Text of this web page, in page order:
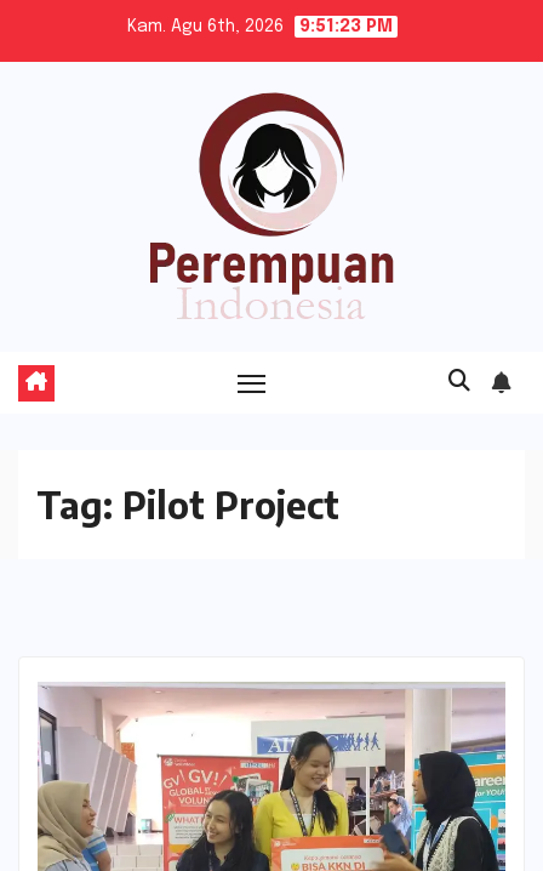
Kam. Agu 6th, 2026 9:51:23 PM
Tag: Pilot Project